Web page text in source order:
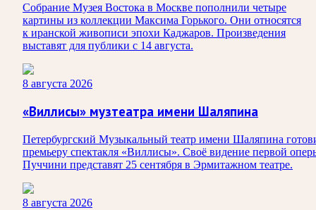
Собрание Музея Востока в Москве пополнили четыре
картины из коллекции Максима Горького. Они относятся
к иранской живописи эпохи Каджаров. Произведения
выставят для публики с 14 августа.
8 августа 2026
«Виллисы» музтеатра имени Шаляпина
Петербургский Музыкальный театр имени Шаляпина
премьеру спектакля «Виллисы». Своё видение первой
Пуччини представят 25 сентября в Эрмитажном театре.
8 августа 2026